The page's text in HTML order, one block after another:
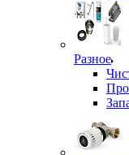
Разное